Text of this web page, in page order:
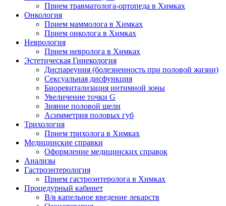
Прием травматолога-ортопеда в Химках
Онкология
Прием маммолога в Химках
Прием онколога в Химках
Неврология
Прием невролога в Химках
Эстетическая Гинекология
Диспареуния (болезненность при половой жизни)
Сексуальная дисфункция
Биоревитализация интимной зоны
Увеличение точки G
Зияние половой щели
Асимметрия половых губ
Трихология
Прием трихолога в Химках
Медицинские справки
Оформление медицинских справок
Анализы
Гастроэнтерология
Прием гастроэнтеролога в Химках
Процедурный кабинет
В/в капельное введение лекарств